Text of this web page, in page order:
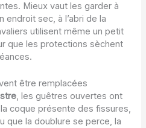
Mieux vaut les garder à
endroit sec, à l’abri de la
utilisent même un petit
que les protections sèchent
être remplacées
, les guêtres ouvertes ont
coque présente des fissures,
que la doublure se perce, la